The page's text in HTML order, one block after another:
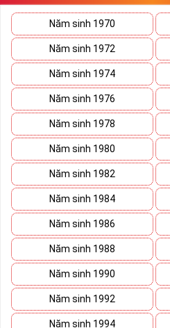
Khi làm việc họ luôn biết cách sáng
cho công việc.
Như vậy, sim lục quý 8 là sự hội tụ
khúc với sự phát tài, phát lộc, phát
đẹp lục quý8 đồng nghĩa với việc
mắn cũng như gần hơn với sự thành
Số 8 thuộc hành Thổ, do vậy sim
người thuộc mệnh Thổ và mệnh
cũng có thể sử dụng nhưng cần kết
Sim đẹp lục quý 8 là sim số đẹp có
sim tứ quý. Đây là số điện thoại
doanh nhân quan tâm và lựa chọn
Phương pháp chọn sim số
Năm sinh 1970
Năm sinh 1972
Năm sinh 1974
Năm sinh 1976
Năm sinh 1978
Năm sinh 1980
Năm sinh 1982
Năm sinh 1984
Năm sinh 1986
Năm sinh 1988
Năm sinh 1990
Năm sinh 1992
Năm sinh 1994